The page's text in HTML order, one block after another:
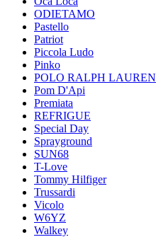
ODIETAMO
Pastello
Patriot
Piccola Ludo
Pinko
POLO RALPH LAUREN
Pom D'Api
Premiata
REFRIGUE
Special Day
Sprayground
SUN68
T-Love
Tommy Hilfiger
Trussardi
Vicolo
W6YZ
Walkey